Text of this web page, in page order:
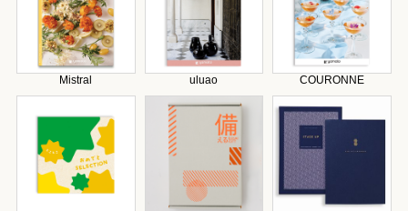
Mistral uluao COURONNE